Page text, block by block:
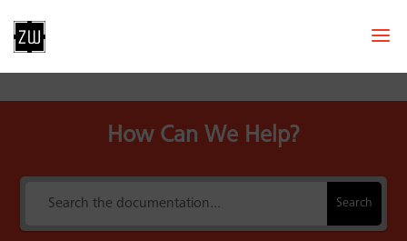
How Can We Help?
Search